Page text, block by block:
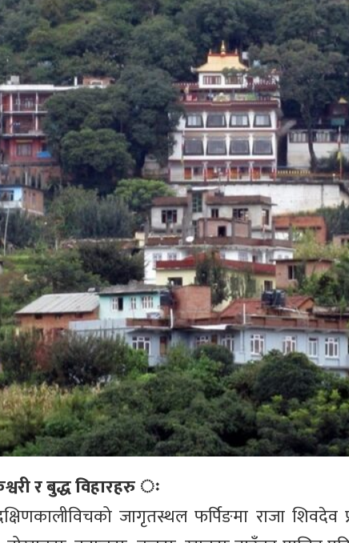
र बुद्ध विहारहरु ः
जागृतस्थल फर्पिङमा राजा